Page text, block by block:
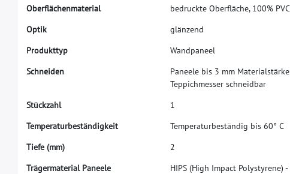
Oberfächenmaterial bedruckte Oberfäche, 100% PVC
Optik glänzend
Produkttyp Wandpaneel
Schneiden Paneele bis 3 mm Materialstärke
Teppichmesser schneidbar
Stückzahl
1
Temperaturbeständigkeit Temperaturbeständig bis 60° C
Tiefe (mm)
2
Trägermaterial Paneele HIPS (High Impact Polystyrene) -